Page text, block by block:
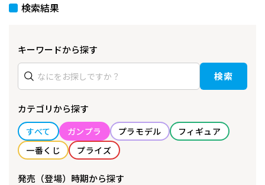
検索結果
キーワードから探す
検索
カテゴリから探す
すべて ガンプラ プラモデル
フィギュア
一番くじ
プライズ
発売（登場）時期から探す